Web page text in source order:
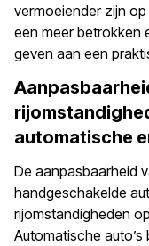
vermoeiender zijn
een meer betrokken
geven aan een
automatische
De aanpasbaarheid
handgeschakelde
rijomstandigheden
Automatische